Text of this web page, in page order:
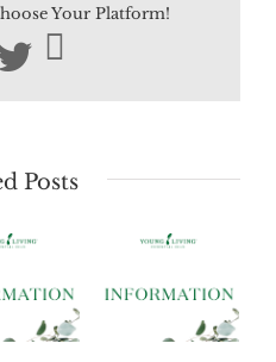
Your Platform!
Twitter
Posts